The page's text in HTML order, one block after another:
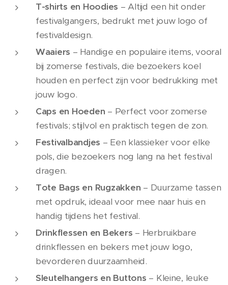
T-shirts en Hoodies – Altijd een hit onder
festivalgangers, bedrukt met jouw logo of
festivaldesign.
Waaiers – Handige en populaire items, vooral
bij zomerse festivals, die bezoekers koel
houden en perfect zijn voor bedrukking met
jouw logo.
Caps en Hoeden – Perfect voor zomerse
festivals; stijlvol en praktisch tegen de zon.
Festivalbandjes – Een klassieker voor elke
pols, die bezoekers nog lang na het festival
dragen.
Tote Bags en Rugzakken – Duurzame tassen
met opdruk, ideaal voor mee naar huis en
handig tijdens het festival.
Drinkflessen en Bekers – Herbruikbare
drinkflessen en bekers met jouw logo,
bevorderen duurzaamheid.
Sleutelhangers en Buttons – Kleine, leuke